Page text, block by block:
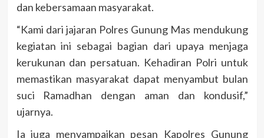
dan kebersamaan masyarakat.
“Kami dari jajaran Polres Gunung Mas mendukung
kegiatan ini sebagai bagian dari upaya menjaga
kerukunan dan persatuan. Kehadiran Polri untuk
memastikan masyarakat dapat menyambut bulan
suci Ramadhan dengan aman dan kondusif,”
ujarnya.
Ia juga menyampaikan pesan Kapolres Gunung